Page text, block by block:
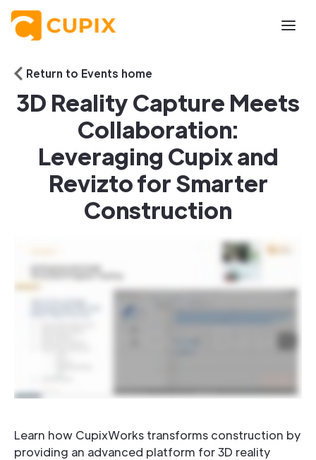
Return to Events home
3D Reality Capture Meets
Collaboration:
Leveraging Cupix and
Revizto for Smarter
Construction
Learn how CupixWorks transforms construction by
providing an advanced platform for 3D reality